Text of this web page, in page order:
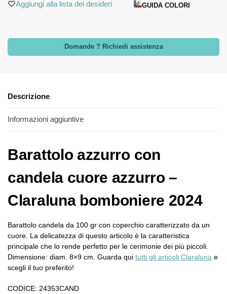
Aggiungi alla lista dei desideri GUIDA COLORI
Domande ? Richiedi assistenza
Descrizione
Informazioni aggiuntive
Barattolo azzurro con
candela cuore azzurro –
Claraluna bomboniere 2024
Barattolo candela da 100 gr con coperchio caratterizzato da un
cuore. La delicatezza di questo articolo è la caratteristica
principale che lo rende perfetto per le cerimonie dei più piccoli.
Dimensione: diam. 8×9 cm. Guarda qui tutti gli articoli Claraluna e
scegli il tuo preferito!
CODICE: 24353CAND